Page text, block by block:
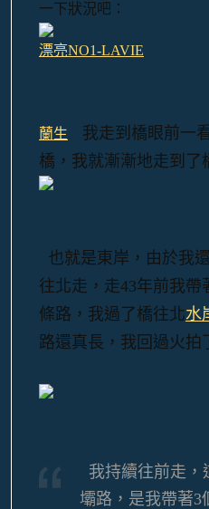
一下狀況吧：
漂亮NO1-LAVIE
蘭生
我走到橋眼前一
橋，我就漸漸地走到了
也就是東岸，由於我
往北走，走43年前我
條路，我過了橋往北水
路還真長，我回過火拍
我持續往前走，
壩路，是我帶著3